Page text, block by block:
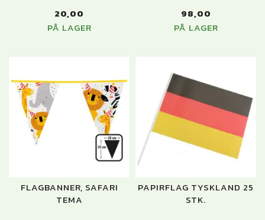
20,00
PÅ LAGER
98,00
PÅ LAGER
FLAGBANNER, SAFARI
TEMA
PAPIRFLAG TYSKLAND 25
STK.